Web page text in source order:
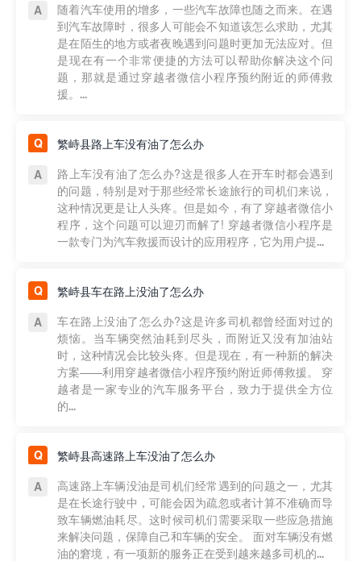
随着汽车使用的增多，一些汽车故障也随之而来。在遇
到汽车故障时，很多人可能会不知道该怎么求助，尤其
是在陌生的地方或者夜晚遇到问题时更加无法应对。但
是现在有一个非常便捷的方法可以帮助你解决这个问
题，那就是通过穿越者微信小程序预约附近的师傅救
援。...
繁峙县路上车没有油了怎么办
路上车没有油了怎么办?这是很多人在开车时都会遇到
的问题，特别是对于那些经常长途旅行的司机们来说，
这种情况更是让人头疼。但是如今，有了穿越者微信小
程序，这个问题可以迎刃而解了! 穿越者微信小程序是
一款专门为汽车救援而设计的应用程序，它为用户提...
繁峙县车在路上没油了怎么办
车在路上没油了怎么办?这是许多司机都曾经面对过的
烦恼。当车辆突然油耗到尽头，而附近又没有加油站
时，这种情况会比较头疼。但是现在，有一种新的解决
方案——利用穿越者微信小程序预约附近师傅救援。 穿
越者是一家专业的汽车服务平台，致力于提供全方位
的...
繁峙县高速路上车没油了怎么办
高速路上车辆没油是司机们经常遇到的问题之一，尤其
是在长途行驶中，可能会因为疏忽或者计算不准确而导
致车辆燃油耗尽。这时候司机们需要采取一些应急措施
来解决问题，保障自己和车辆的安全。 面对车辆没有燃
油的窘境，有一项新的服务正在受到越来越多司机的...